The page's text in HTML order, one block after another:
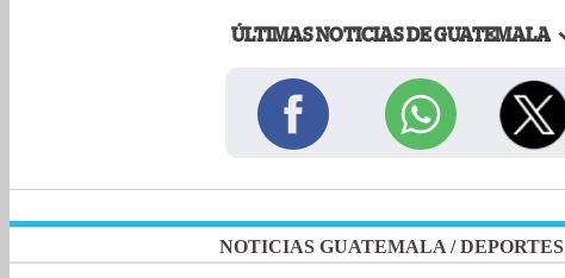
ÚLTIMAS NOTICIAS DE GUATEMALA
NOTICIAS GUATEMALA /DEPORTES